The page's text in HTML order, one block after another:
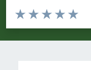
Valuta da 1 a 5 stelle la
Valuta 4
Valuta 3
Valuta 2 stelle su
Valuta 1 stelle su 5